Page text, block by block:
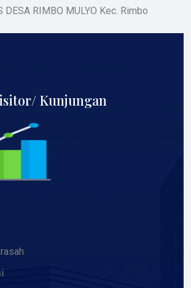
DESA RIMBO MULYO Kec. Rimbo
Kunjungan